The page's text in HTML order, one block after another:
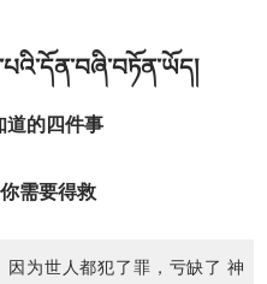
道的四件事
你需要得救
因为世人都犯了罪，亏缺了 神